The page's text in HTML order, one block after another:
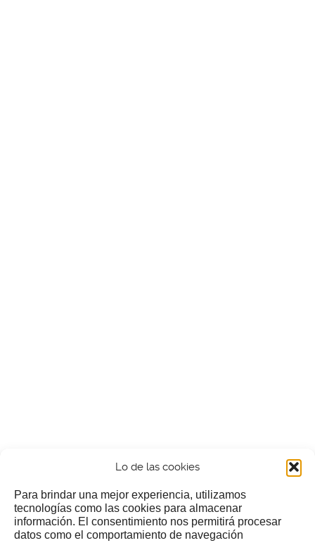
Lo de las cookies
Para brindar una mejor experiencia, utilizamos
tecnologías como las cookies para almacenar
información. El consentimiento nos permitirá procesar
datos como el comportamiento de navegación
¿Nos invitas a un cafecillo?